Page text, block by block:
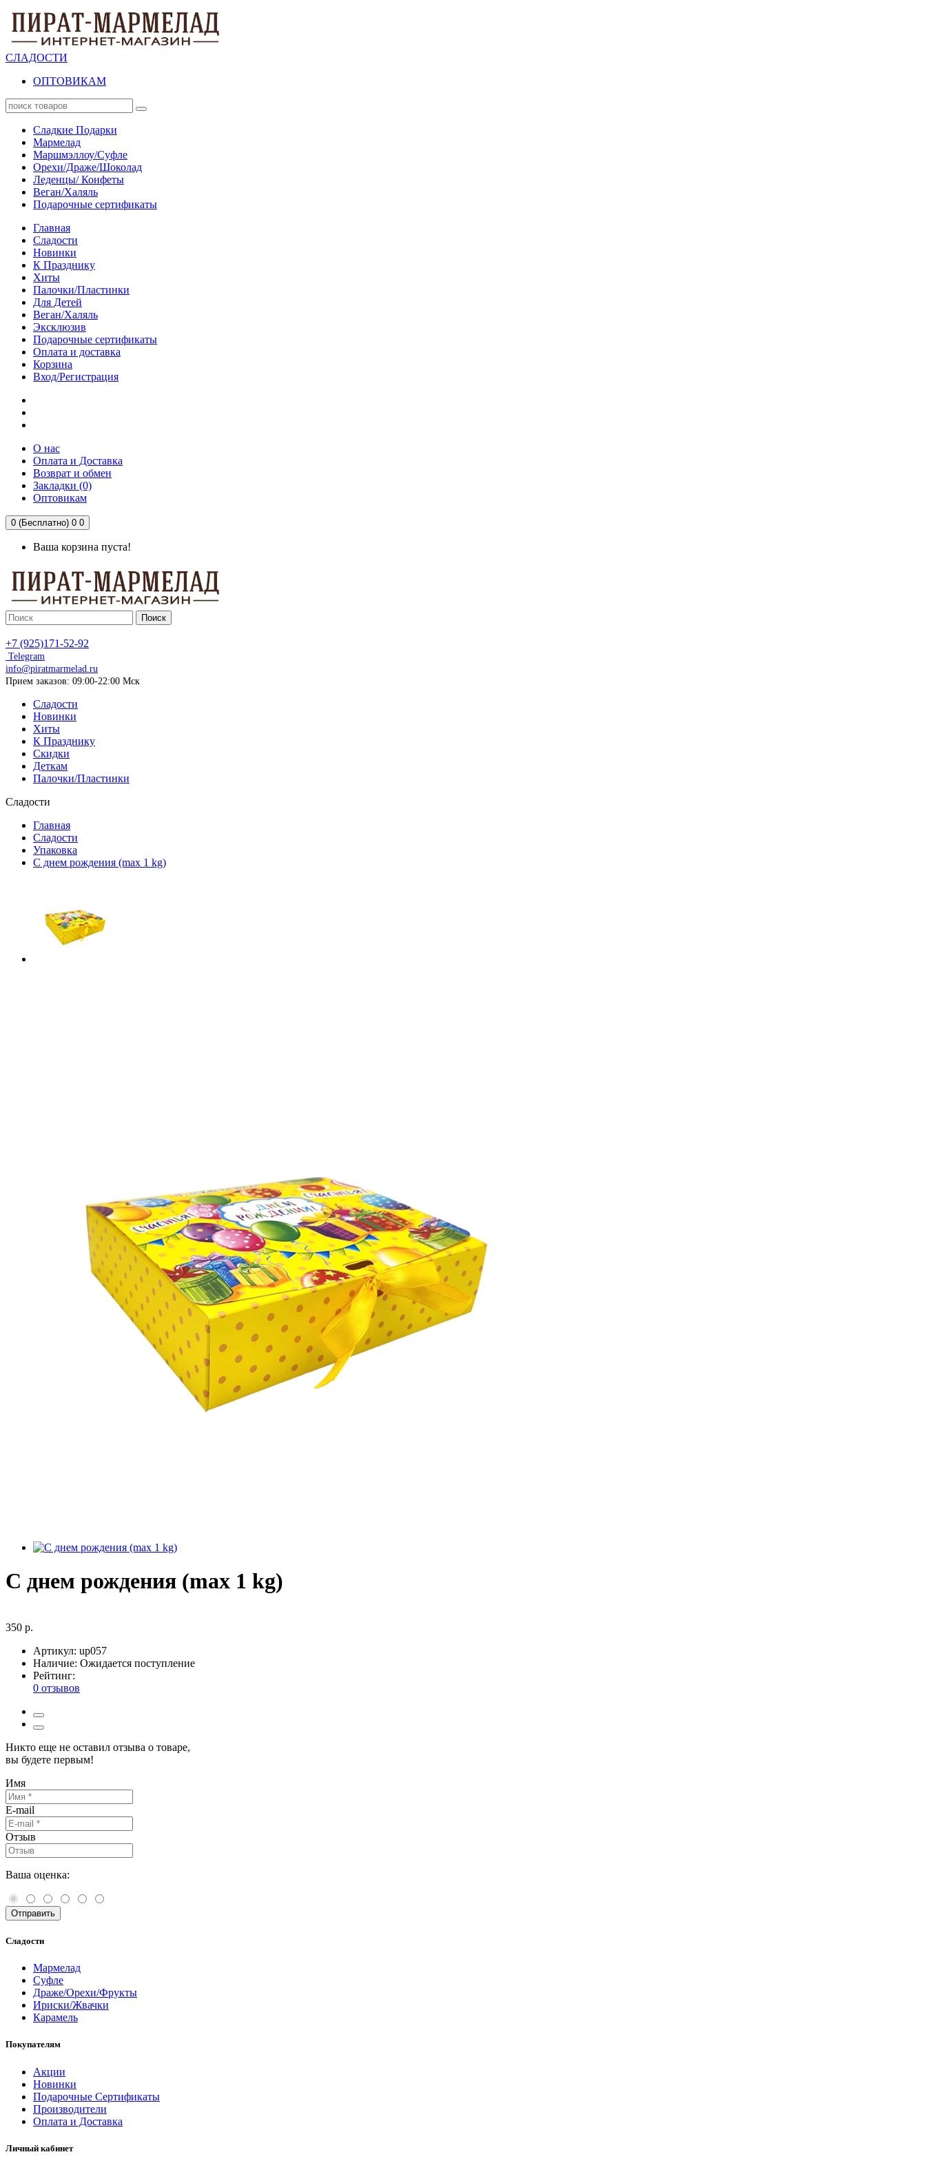
СЛАДОСТИ
ОПТОВИКАМ
Сладкие Подарки
Мармелад
Маршмэллоу/Суфле
Орехи/Драже/Шоколад
Леденцы/ Конфеты
Веган/Халяль
Подарочные сертификаты
Главная
Сладости
Новинки
К Празднику
Хиты
Палочки/Пластинки
Для Детей
Веган/Халяль
Эксклюзив
Подарочные сертификаты
Оплата и доставка
Корзина
Вход/Регистрация
О нас
Оплата и Доставка
Возврат и обмен
Закладки (0)
Оптовикам
0 (Бесплатно) 0 0
Ваша корзина пуста!
Поиск
+7 (925)171-52-92
Telegram
info@piratmarmelad.ru
Прием заказов: 09:00-22:00 Мск
Сладости
Новинки
Хиты
К Празднику
Скидки
Деткам
Палочки/Пластинки
Сладости
Главная
Сладости
Упаковка
С днем рождения (max 1 kg)
С днем рождения (max 1 kg)
350 р.
Артикул: up057
Наличие: Ожидается поступление
Рейтинг:
0 отзывов
Никто еще не оставил отзыва о товаре,
вы будете первым!
Имя
E-mail
Отзыв
Ваша оценка:
Сладости
Мармелад
Суфле
Драже/Орехи/Фрукты
Ириски/Жвачки
Карамель
Покупателям
Акции
Новинки
Подарочные Сертификаты
Производители
Оплата и Доставка
Личный кабинет